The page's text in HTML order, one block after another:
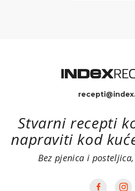
Stvarni recepti
napraviti kod
Bez pjenica i